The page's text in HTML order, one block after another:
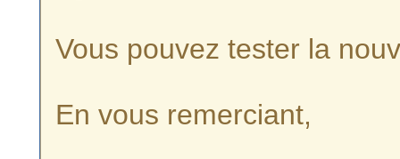
Vous pouvez tester la
En vous remerciant,